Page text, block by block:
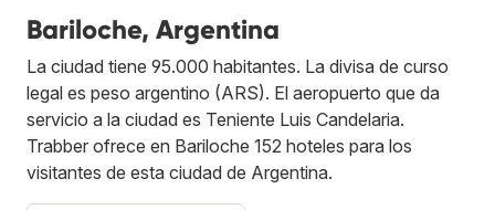
Bariloche, Argentina
La ciudad tiene 95.000 habitantes. La divisa de curso
legal es peso argentino (ARS). El aeropuerto que da
servicio a la ciudad es Teniente Luis Candelaria.
Trabber ofrece en Bariloche 152 hoteles para los
visitantes de esta ciudad de Argentina.